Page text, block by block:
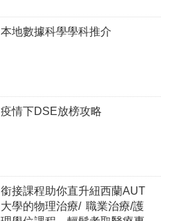
本地數據科學學科推介
疫情下DSE放榜攻略
銜接課程助你直升紐西蘭AUT
大學的物理治療/ 職業治療/護